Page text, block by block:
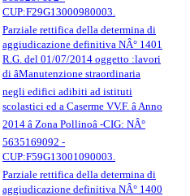
CUP:F29G13000980003.
Parziale rettifica della determina di
aggiudicazione definitiva NÂ° 1401
R.G. del 01/07/2014 oggetto :lavori
di âManutenzione straordinaria
negli edifici adibiti ad istituti
scolastici ed a Caserme VV.F. â Anno
2014 â Zona Pollinoâ -CIG: NÂ°
5635169092 -
CUP:F59G13001090003.
Parziale rettifica della determina di
aggiudicazione definitiva NÂ° 1400